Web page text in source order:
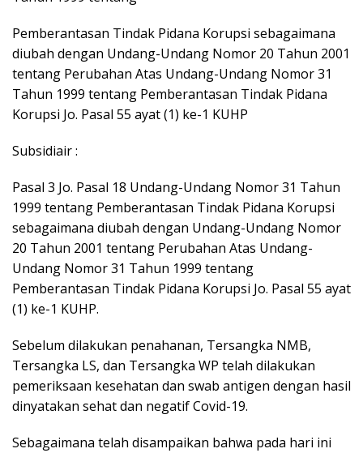
Pemberantasan Tindak Pidana Korupsi sebagaimana
diubah dengan Undang-Undang Nomor 20 Tahun 2001
tentang Perubahan Atas Undang-Undang Nomor 31
Tahun 1999 tentang Pemberantasan Tindak Pidana
Korupsi Jo. Pasal 55 ayat (1) ke-1 KUHP
Subsidiair :
Pasal 3 Jo. Pasal 18 Undang-Undang Nomor 31 Tahun
1999 tentang Pemberantasan Tindak Pidana Korupsi
sebagaimana diubah dengan Undang-Undang Nomor
20 Tahun 2001 tentang Perubahan Atas Undang-
Undang Nomor 31 Tahun 1999 tentang
Pemberantasan Tindak Pidana Korupsi Jo. Pasal 55 ayat
(1) ke-1 KUHP.
Sebelum dilakukan penahanan, Tersangka NMB,
Tersangka LS, dan Tersangka WP telah dilakukan
pemeriksaan kesehatan dan swab antigen dengan hasil
dinyatakan sehat dan negatif Covid-19.
Sebagaimana telah disampaikan bahwa pada hari ini